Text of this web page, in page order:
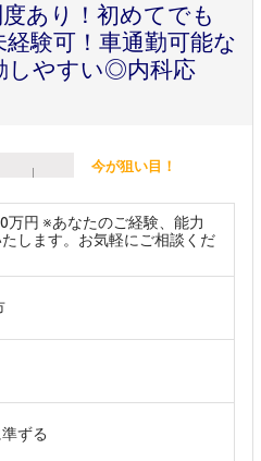
度あり！初めてでも
験可！車通勤可能な
しやすい◎内科応
今が狙い目！
万円 ※あなたのご経験、能力
します。お気軽にご相談くだ
ずる